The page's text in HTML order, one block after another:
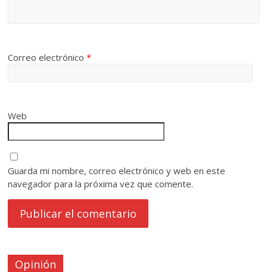
Correo electrónico*
Web
Guarda mi nombre, correo electrónico y web en este
navegador para la próxima vez que comente.
Opinión